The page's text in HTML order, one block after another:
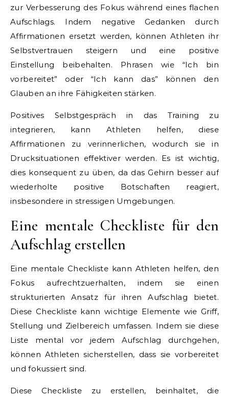
zur Verbesserung des Fokus während eines flachen
Aufschlags. Indem negative Gedanken durch
Affirmationen ersetzt werden, können Athleten ihr
Selbstvertrauen steigern und eine positive
Einstellung beibehalten. Phrasen wie “Ich bin
vorbereitet” oder “Ich kann das” können den
Glauben an ihre Fähigkeiten stärken.
Positives Selbstgespräch in das Training zu
integrieren, kann Athleten helfen, diese
Affirmationen zu verinnerlichen, wodurch sie in
Drucksituationen effektiver werden. Es ist wichtig,
dies konsequent zu üben, da das Gehirn besser auf
wiederholte positive Botschaften reagiert,
insbesondere in stressigen Umgebungen.
Eine mentale Checkliste für den
Aufschlag erstellen
Eine mentale Checkliste kann Athleten helfen, den
Fokus aufrechtzuerhalten, indem sie einen
strukturierten Ansatz für ihren Aufschlag bietet.
Diese Checkliste kann wichtige Elemente wie Griff,
Stellung und Zielbereich umfassen. Indem sie diese
Liste mental vor jedem Aufschlag durchgehen,
können Athleten sicherstellen, dass sie vorbereitet
und fokussiert sind.
Diese Checkliste zu erstellen, beinhaltet, die